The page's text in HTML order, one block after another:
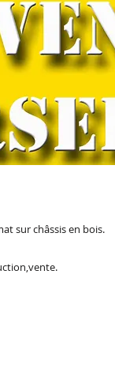
sur châssis en bois.